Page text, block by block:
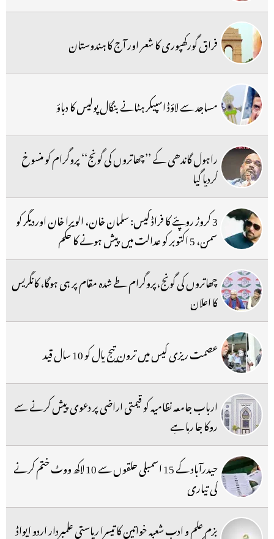
فراق گورکھپوری کا شعر اور آج کا ہندوستان
مساجد سے لاؤڈ اسپیکر ہٹانے بنگال پولیس کا دباؤ
راہول گاندھی کے ’’چھاتروں کی گونج‘‘ پروگرام کو منسوخ
کردیا گیا
3 کروڑ روپئے کا فراڈ کیس: سلمان خان، الویرا خان اوردیگر کو
سمن، 5 اکتوبر کو عدالت میں پیش ہونے کا حکم
چھاتروں کی گونج،پروگرام طے شدہ مقام پر ہی ہوگا، کانگریس
کا اعلان
عصمت ریزی کیس میں ترون تیج پال کو 10 سال قید
ارباب جامعہ نظامیہ کو قیمتی اراضی پر دعوی پیش کرنے سے
روکا جا رہا ہے
حیدرآباد کے 15 اسمبلی حلقوں سے 10 لاکھ ووٹ ختم کرنے
کی تیاری
بزم علم و ادب شعبہ خواتین کا تیسرا ریاستی علمبردار اردو ایواڈ